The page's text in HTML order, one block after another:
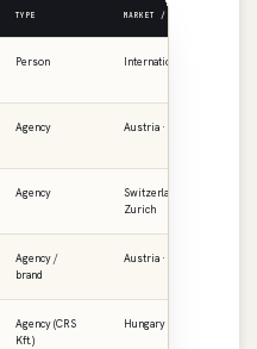
TYPE MARKET / REGION
Person International
Agency Austria · Vienna
Agency
Switzerland ·
Zurich
Agency /
brand
Austria · DACH
Agency (CRS
Kft.)
Hungary · CEE